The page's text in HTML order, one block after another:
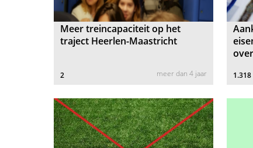
Meer treincapaciteit op het
traject Heerlen-Maastricht
2 meer dan 4 jaar 1.318